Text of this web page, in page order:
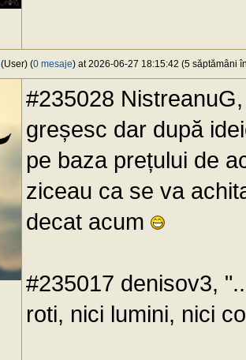
(User) (0 mesaje) at 2026-06-27 18:15:42 (5 săptămâni
#235028
greșesc dar după
pe baza prețului de
ziceau ca se va
decat acum
#235017 denisov3,
roti, nici lumini, nici